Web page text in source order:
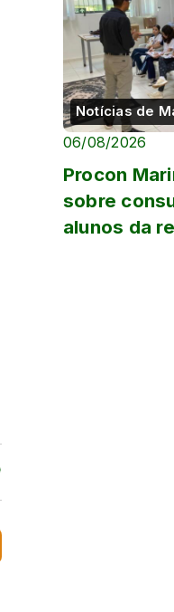
Notícias de
06/08/2026
Procon
sobre
alunos da